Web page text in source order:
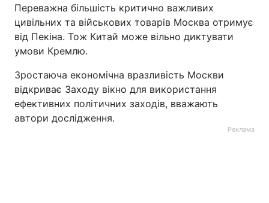
Переважна більшість критично важливих
цивільних та військових товарів Москва отримує
від Пекіна. Тож Китай може вільно диктувати
умови Кремлю.
Зростаюча економічна вразливість Москви
відкриває Заходу вікно для використання
ефективних політичних заходів, вважають
автори дослідження.
Реклама